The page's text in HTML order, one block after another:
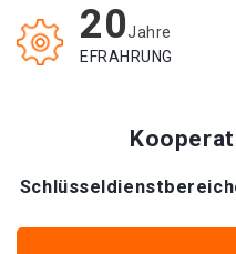
20Jahre
EFRAHRUNG